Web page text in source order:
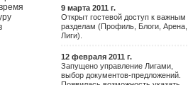
9 марта 2011 г.
Открыт гостевой доступ к важным
разделам (Профиль, Блоги, Арена,
Лиги).
12 февраля 2011 г.
Запущено управление Лигами,
выбор документов-предложений.